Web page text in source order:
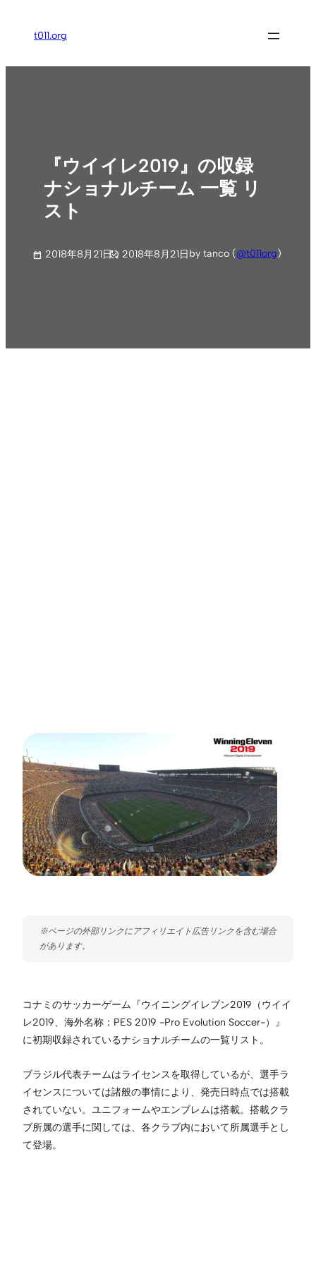
ス
t011.org
『ウイイレ2019』の収録
ナショナルチーム 一覧 リ
スト
2018年8月21日 2018年8月21日by tanco (@t011org)
コナミのサッカーゲーム『ウイニングイレブン2019（ウイイ
レ2019、海外名称：PES 2019 -Pro Evolution Soccer-）』
に初期収録されているナショナルチームの一覧リスト。
ブラジル代表チームはライセンスを取得しているが、選手ラ
イセンスについては諸般の事情により、発売日時点では搭載
されていない。ユニフォームやエンブレムは搭載。搭載クラ
ブ所属の選手に関しては、各クラブ内において所属選手とし
て登場。